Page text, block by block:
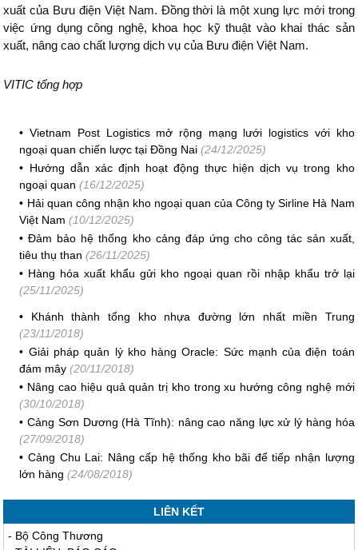
xuất của Bưu điện Việt Nam. Đồng thời là một xung lực mới trong
việc ứng dụng công nghệ, khoa học kỹ thuật vào khai thác sản
xuất, nâng cao chất lượng dịch vụ của Bưu điện Việt Nam.
VITIC tổng hợp
•Vietnam Post Logistics mở rộng mạng lưới logistics với kho
ngoại quan chiến lược tại Đồng Nai (24/12/2025)
• Hướng dẫn xác định hoạt động thực hiện dịch vụ trong kho
ngoại quan (16/12/2025)
• Hải quan công nhận kho ngoại quan của Công ty Sirline Hà Nam
Việt Nam (10/12/2025)
•Đảm bảo hệ thống kho cảng đáp ứng cho công tác sản xuất,
tiêu thụ than (26/11/2025)
• Hàng hóa xuất khẩu gửi kho ngoại quan rồi nhập khẩu trở lại
(25/11/2025)
• Khánh thành tổng kho nhựa đường lớn nhất miền Trung
(23/11/2018)
• Giải pháp quản lý kho hàng Oracle: Sức mạnh của điện toán
đám mây (20/11/2018)
• Nâng cao hiệu quả quản trị kho trong xu hướng công nghệ mới
(30/10/2018)
•Cảng Sơn Dương (Hà Tĩnh): nâng cao năng lực xử lý hàng hóa
(27/09/2018)
•Cảng Chu Lai: Nâng cấp hệ thống kho bãi để tiếp nhận lượng
lớn hàng (24/08/2018)
LIÊN KẾT
- Bộ Công Thương